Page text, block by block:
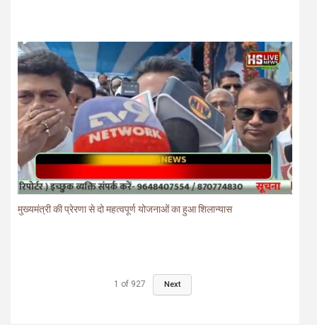
मुख्यमंत्री की प्रेरणा से दो महत्वपूर्ण योजनाओं का हुआ शिलान्यास
1 of 927 Next